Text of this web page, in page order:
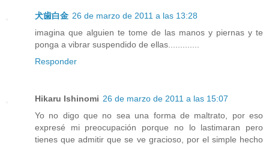
犬歯白金 26 de marzo de 2011 a las 13:28
imagina que alguien te tome de las manos y piernas y te
ponga a vibrar suspendido de ellas.............
Responder
Hikaru Ishinomi 26 de marzo de 2011 a las 15:07
Yo no digo que no sea una forma de maltrato, por eso
expresé mi preocupación porque no lo lastimaran pero
tienes que admitir que se ve gracioso, por el simple hecho